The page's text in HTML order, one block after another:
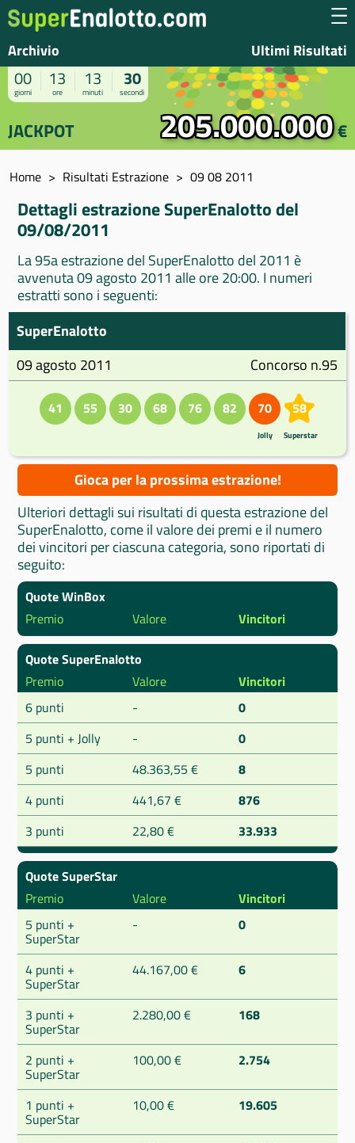
Archivio Ultimi Risultati
00
giorni
13
ore
13
minuti
30
secondi
JACKPOT 205.000.000€
Home Risultati Estrazione 09 08 2011
Dettagli estrazione SuperEnalotto del
09/08/2011
La 95a estrazione del SuperEnalotto del 2011 è
avvenuta 09 agosto 2011 alle ore 20:00. I numeri
estratti sono i seguenti:
SuperEnalotto
09 agosto 2011
Concorso n.95
41 55 30 68 76 82 70
Jolly
58
Superstar
Gioca per la prossima estrazione!
Ulteriori dettagli sui risultati di questa estrazione del
SuperEnalotto, come il valore dei premi e il numero
dei vincitori per ciascuna categoria, sono riportati di
seguito:
Quote WinBox
Premio
Valore Vincitori
Quote SuperEnalotto
Premio
Valore
Vincitori
6 punti
-
0
5 punti + Jolly
-
0
5 punti
48.363,55 €
8
4 punti
441,67 €
876
3 punti
22,80 € 33.933
Quote SuperStar
Premio
Valore
Vincitori
5 punti +
SuperStar
- 0
4 punti +
SuperStar
44.167,00 € 6
3 punti +
SuperStar
2.280,00 € 168
2 punti +
SuperStar
100,00 € 2.754
1 punti +
SuperStar
10,00 € 19.605